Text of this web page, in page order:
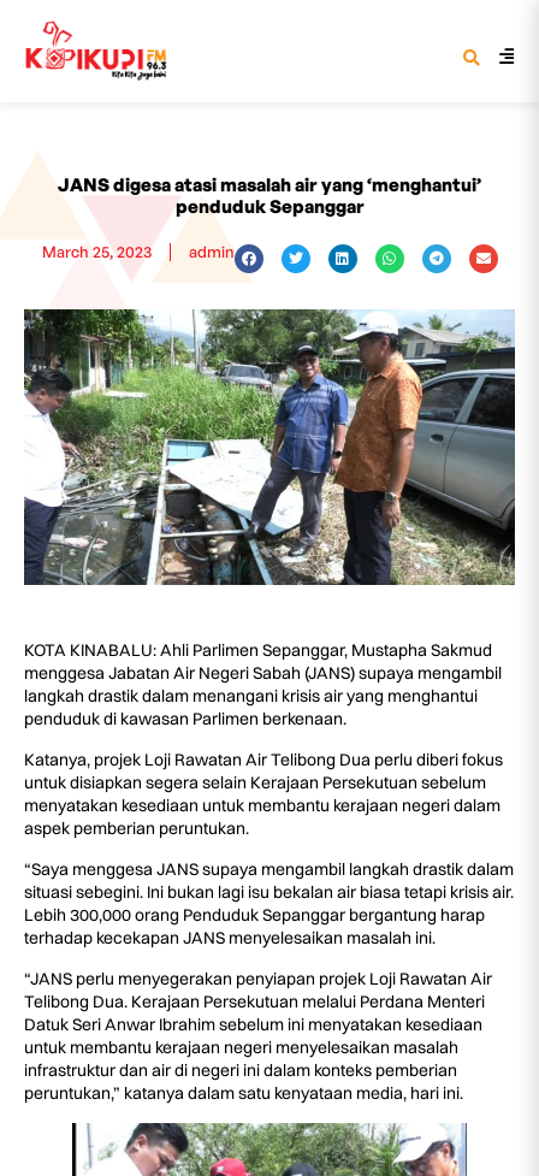
JANS digesa atasi masalah air yang ‘menghantui’
penduduk Sepanggar
March 25, 2023 admin
KOTA KINABALU: Ahli Parlimen Sepanggar, Mustapha Sakmud
menggesa Jabatan Air Negeri Sabah (JANS) supaya mengambil
langkah drastik dalam menangani krisis air yang menghantui
penduduk di kawasan Parlimen berkenaan.
Katanya, projek Loji Rawatan Air Telibong Dua perlu diberi fokus
untuk disiapkan segera selain Kerajaan Persekutuan sebelum
menyatakan kesediaan untuk membantu kerajaan negeri dalam
aspek pemberian peruntukan.
“Saya menggesa JANS supaya mengambil langkah drastik dalam
situasi sebegini. Ini bukan lagi isu bekalan air biasa tetapi krisis air.
Lebih 300,000 orang Penduduk Sepanggar bergantung harap
terhadap kecekapan JANS menyelesaikan masalah ini.
“JANS perlu menyegerakan penyiapan projek Loji Rawatan Air
Telibong Dua. Kerajaan Persekutuan melalui Perdana Menteri
Datuk Seri Anwar Ibrahim sebelum ini menyatakan kesediaan
untuk membantu kerajaan negeri menyelesaikan masalah
infrastruktur dan air di negeri ini dalam konteks pemberian
peruntukan,” katanya dalam satu kenyataan media, hari ini.